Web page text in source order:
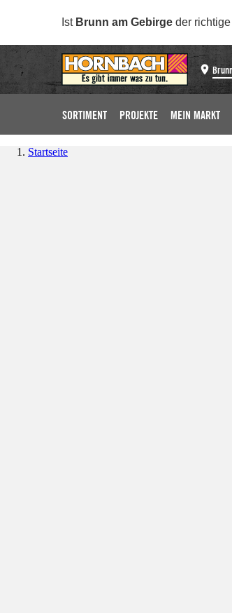
Ist Brunn am Gebirge der
SORTIMENT PROJEKTE MEIN MARKT
Startseite